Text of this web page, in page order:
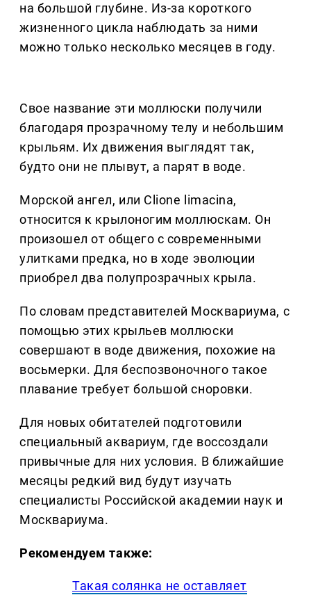
на большой глубине. Из-за короткого
жизненного цикла наблюдать за ними
можно только несколько месяцев в году.
Свое название эти моллюски получили
благодаря прозрачному телу и небольшим
крыльям. Их движения выглядят так,
будто они не плывут, а парят в воде.
Морской ангел, или Clione limacina,
относится к крылоногим моллюскам. Он
произошел от общего с современными
улитками предка, но в ходе эволюции
приобрел два полупрозрачных крыла.
По словам представителей Москвариума, с
помощью этих крыльев моллюски
совершают в воде движения, похожие на
восьмерки. Для беспозвоночного такое
плавание требует большой сноровки.
Для новых обитателей подготовили
специальный аквариум, где воссоздали
привычные для них условия. В ближайшие
месяцы редкий вид будут изучать
специалисты Российской академии наук и
Москвариума.
Рекомендуем также:
Такая солянка не оставляет